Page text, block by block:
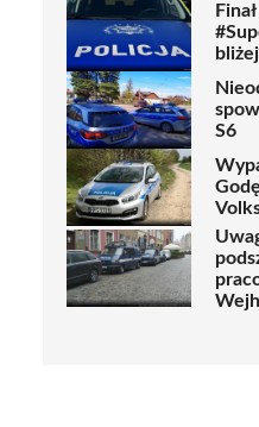
bliżej
S6